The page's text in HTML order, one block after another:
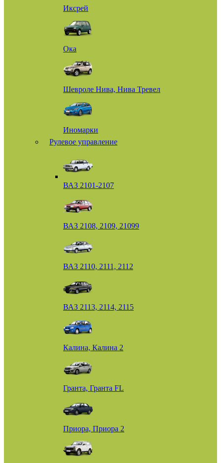
Иксрей
Ока
Шевроле Нива, Нива Тревел
Иномарки
Рулевое управление
ВАЗ 2101-2107
ВАЗ 2108, 2109, 21099
ВАЗ 2110, 2111, 2112
ВАЗ 2113, 2114, 2115
Калина, Калина 2
Гранта, Гранта FL
Приора, Приора 2